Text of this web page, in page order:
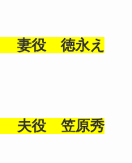
妻役 徳永え
夫役 笠原秀